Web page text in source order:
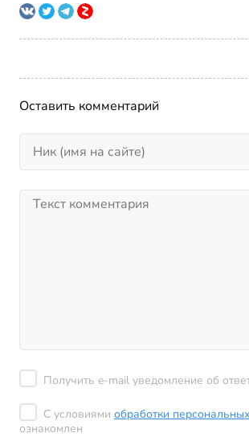
Оставить комментарий
Получить e-mail уведомление об
С условиями обработки
ознакомлен